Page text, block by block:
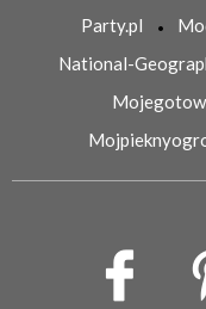
Party.pl
National-